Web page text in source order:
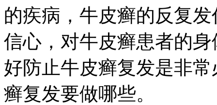
的疾病，牛皮癣的反复
信心，对牛皮癣患者的
好防止牛皮癣复发是非
癣复发要做哪些。